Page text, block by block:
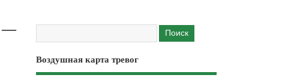
—
Воздушная карта тревог